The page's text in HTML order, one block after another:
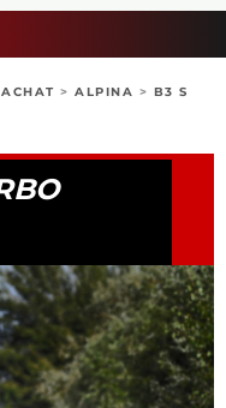
> ALPINA > B3 S